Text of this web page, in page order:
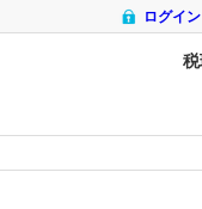
ログイン